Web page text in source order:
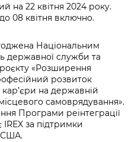
Цифровий
стану
на 22 квітня 2024 року.
08 квітня включно.
Національним
державної служби та
«Розширення
розвиток
на державній
самоврядування».
Програми реінтеграції
IREX за підтримки
США.